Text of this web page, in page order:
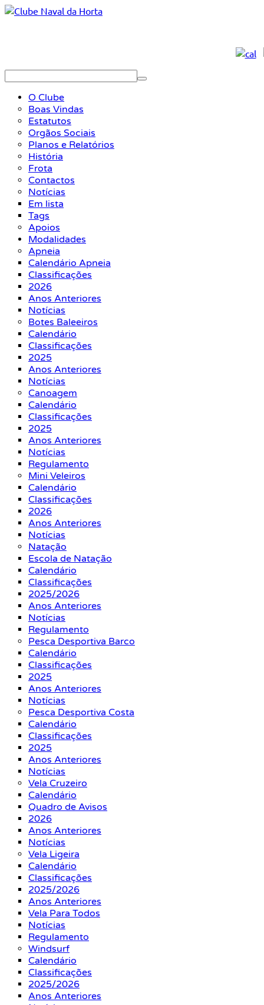
O Clube
Boas Vindas
Estatutos
Orgãos Sociais
Planos e Relatórios
História
Frota
Contactos
Notícias
Em lista
Tags
Apoios
Modalidades
Apneia
Calendário Apneia
Classificações
2026
Anos Anteriores
Notícias
Botes Baleeiros
Calendário
Classificações
2025
Anos Anteriores
Notícias
Canoagem
Calendário
Classificações
2025
Anos Anteriores
Notícias
Regulamento
Mini Veleiros
Calendário
Classificações
2026
Anos Anteriores
Notícias
Natação
Escola de Natação
Calendário
Classificações
2025/2026
Anos Anteriores
Notícias
Regulamento
Pesca Desportiva Barco
Calendário
Classificações
2025
Anos Anteriores
Notícias
Pesca Desportiva Costa
Calendário
Classificações
2025
Anos Anteriores
Notícias
Vela Cruzeiro
Calendário
Quadro de Avisos
2026
Anos Anteriores
Notícias
Vela Ligeira
Calendário
Classificações
2025/2026
Anos Anteriores
Vela Para Todos
Notícias
Regulamento
Windsurf
Calendário
Classificações
2025/2026
Anos Anteriores